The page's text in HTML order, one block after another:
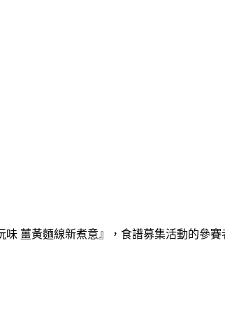
薑黃麵線新煮意』，食譜募集活動的參